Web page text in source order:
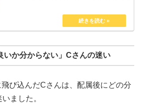
いか分からない」Cさんの迷い
び込んだCさんは、配属後にどの分
ました。